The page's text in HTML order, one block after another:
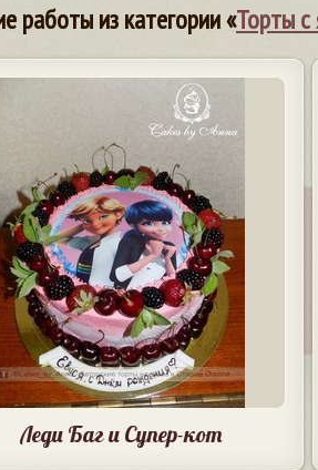
работы из категории «Торты с
Леди Баг и Супер-кот